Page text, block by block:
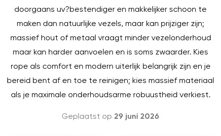
doorgaans uv?bestendiger en makkelijker schoon te
maken dan natuurlijke vezels, maar kan prijziger zijn;
massief hout of metaal vraagt minder vezelonderhoud
maar kan harder aanvoelen en is soms zwaarder. Kies
rope als comfort en modern uiterlijk belangrijk zijn en je
bereid bent af en toe te reinigen; kies massief materiaal
als je maximale onderhoudsarme robuustheid verkiest.
Geplaatst op 29 juni 2026